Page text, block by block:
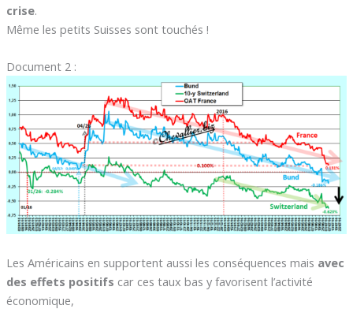
crise.
Même les petits Suisses sont touchés !
Document 2 :
Les Américains en supportent aussi les conséquences mais avec
des effets positifs car ces taux bas y favorisent l’activité
économique,